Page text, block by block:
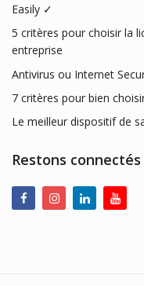
Easily ✓
5 critères pour choisir la
entreprise
Antivirus ou Internet
7 critères pour bien
Le meilleur dispositif de
Restons connectés